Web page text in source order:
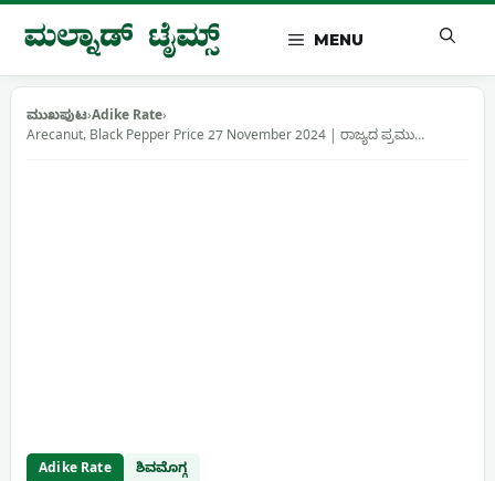
Skip
MENU
ಮುಖಪುಟ›Adike Rate›
Arecanut, Black Pepper Price 27 November 2024 | ರಾಜ್ಯದ ಪ್ರಮು…
Adike Rate ಶಿವಮೊಗ್ಗ